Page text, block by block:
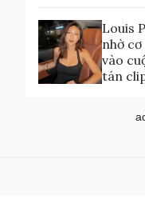
Louis
nhờ
vào
tán